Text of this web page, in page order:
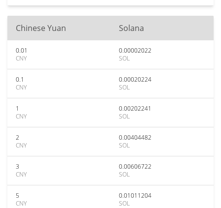
Chinese Yuan Solana
0.01
CNY
0.00002022
SOL
0.1
CNY
0.00020224
SOL
1
CNY
0.00202241
SOL
2
CNY
0.00404482
SOL
3
CNY
0.00606722
SOL
5
CNY
0.01011204
SOL